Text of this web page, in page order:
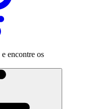
encontre os